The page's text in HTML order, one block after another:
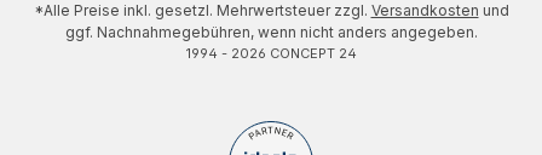
*Alle Preise inkl. gesetzl. Mehrwertsteuer zzgl. Versandkosten und
ggf. Nachnahmegebühren, wenn nicht anders angegeben.
1994 - 2026 CONCEPT 24